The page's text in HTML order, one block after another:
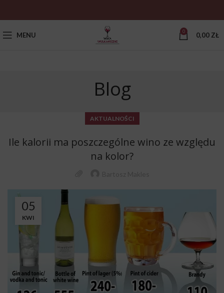
MENU 0 0,00 ZŁ
Blog
AKTUALNOŚCI
Ile kalorii ma poszczególne wino ze względu
na kolor?
05
KWI